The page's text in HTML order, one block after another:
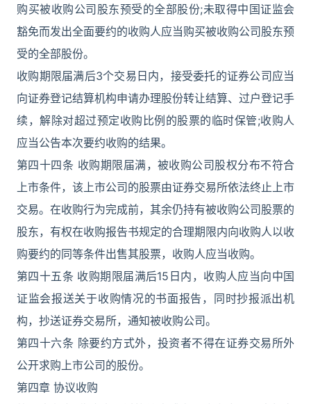
购买被收购公司股东预受的全部股份;未取得中国证监会
豁免而发出全面要约的收购人应当购买被收购公司股东预
受的全部股份。
收购期限届满后3个交易日内，接受委托的证券公司应当
向证券登记结算机构申请办理股份转让结算、过户登记手
续，解除对超过预定收购比例的股票的临时保管;收购人
应当公告本次要约收购的结果。
第四十四条 收购期限届满，被收购公司股权分布不符合
上市条件，该上市公司的股票由证券交易所依法终止上市
交易。在收购行为完成前，其余仍持有被收购公司股票的
股东，有权在收购报告书规定的合理期限内向收购人以收
购要约的同等条件出售其股票，收购人应当收购。
第四十五条 收购期限届满后15日内，收购人应当向中国
证监会报送关于收购情况的书面报告，同时抄报派出机
构，抄送证券交易所，通知被收购公司。
第四十六条 除要约方式外，投资者不得在证券交易所外
公开求购上市公司的股份。
第四章 协议收购